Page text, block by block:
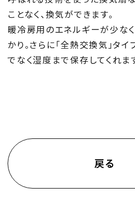
ことなく、換気ができます。
暖冷房用のエネルギーが少な
かり。さらに「全熱交換気」タ
でなく湿度まで保存してくれま
戻る